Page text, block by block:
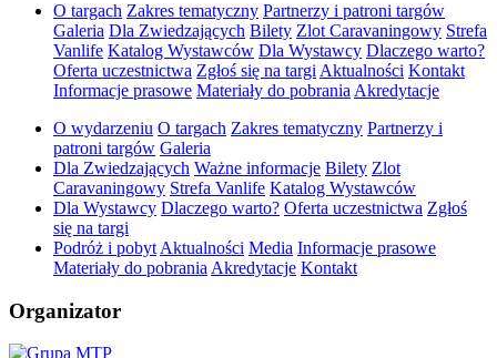
O targach Zakres tematyczny Partnerzy i patroni targów
Galeria Dla Zwiedzających Bilety Zlot Caravaningowy Strefa
Vanlife Katalog Wystawców Dla Wystawcy Dlaczego warto?
Oferta uczestnictwa Zgłoś się na targi Aktualności Kontakt
Informacje prasowe Materiały do pobrania Akredytacje
O wydarzeniu O targach Zakres tematyczny Partnerzy i
patroni targów Galeria
Dla Zwiedzających Ważne informacje Bilety Zlot
Caravaningowy Strefa Vanlife Katalog Wystawców
Dla Wystawcy Dlaczego warto? Oferta uczestnictwa Zgłoś
się na targi
Podróż i pobyt Aktualności Media Informacje prasowe
Materiały do pobrania Akredytacje Kontakt
Organizator